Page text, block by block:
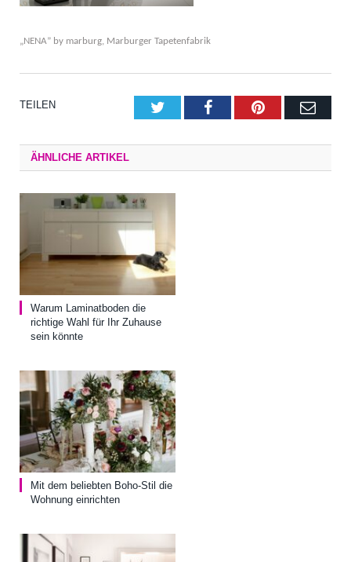
„NENA” by marburg, Marburger Tapetenfabrik
TEILEN TwitterFacebookPinterestE-
ÄHNLICHE ARTIKEL
Warum Laminatboden die
richtige Wahl für Ihr Zuhause
sein könnte
Mit dem beliebten Boho-Stil die
Wohnung einrichten